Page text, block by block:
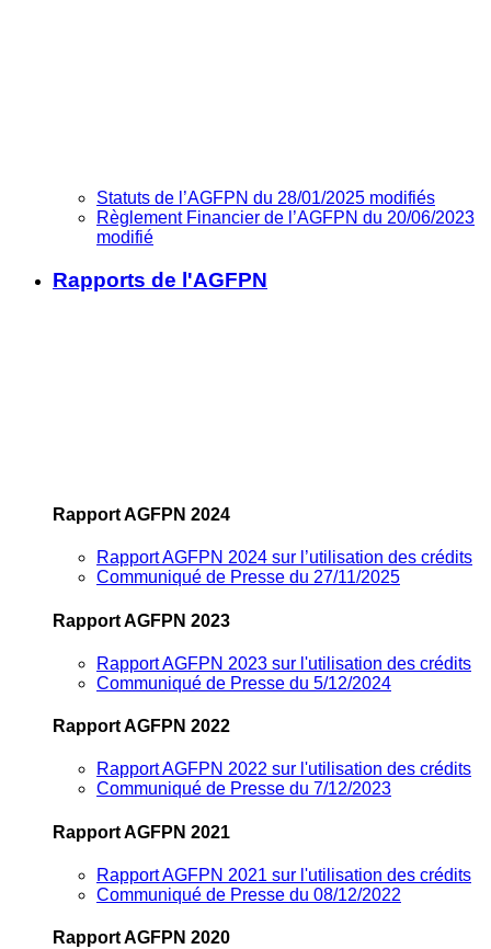
Statuts de l’AGFPN du 28/01/2025 modifiés
Règlement Financier de l’AGFPN du 20/06/2023
modifié
Rapports de l'AGFPN
Rapport AGFPN 2024
Rapport AGFPN 2024 sur l’utilisation des crédits
Communiqué de Presse du 27/11/2025
Rapport AGFPN 2023
Rapport AGFPN 2023 sur l'utilisation des crédits
Communiqué de Presse du 5/12/2024
Rapport AGFPN 2022
Rapport AGFPN 2022 sur l'utilisation des crédits
Communiqué de Presse du 7/12/2023
Rapport AGFPN 2021
Rapport AGFPN 2021 sur l'utilisation des crédits
Communiqué de Presse du 08/12/2022
Rapport AGFPN 2020